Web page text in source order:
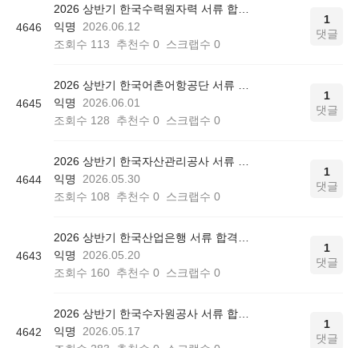
4646
익명
2026.06.12
조회수 113 추천수 0 스크랩수 0
1
댓글
4645
익명
2026.06.01
조회수 128 추천수 0 스크랩수 0
1
댓글
4644
익명
2026.05.30
조회수 108 추천수 0 스크랩수 0
1
댓글
4643
익명
2026.05.20
조회수 160 추천수 0 스크랩수 0
1
댓글
4642
익명
2026.05.17
1
댓글